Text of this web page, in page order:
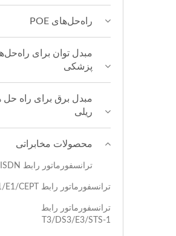
راه‌حل‌های POE
مبدل توان برای
پزشکی
مبدل برق برای راه حل
ریلی
محصولات مخابراتی
ترانسفورماتور رابط ISDN
ترانسفورماتور رابط T1/E1/CEPT
ترانسفورماتور رابط
T3/DS3/E3/STS-1